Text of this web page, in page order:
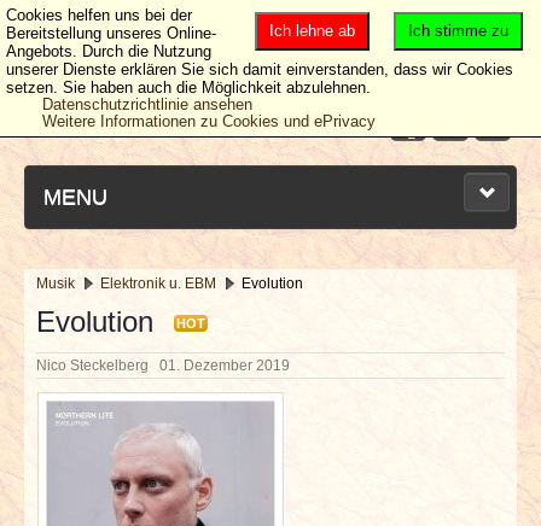
MENU
NEUESTE ARTIKEL
NEWS & DATES
BERICHTE
VERLOSUNGEN
Musik Elektronik u. EBM Evolution
Evolution HOT
Nico Steckelberg 01. Dezember 2019
Ich stimme zu
Ich lehne ab
Cookies helfen uns bei der
Bereitstellung unseres Online-
Angebots. Durch die Nutzung
unserer Dienste erklären Sie sich damit einverstanden, dass wir Cookies
setzen. Sie haben auch die Möglichkeit abzulehnen.
Datenschutzrichtlinie ansehen
Weitere Informationen zu Cookies und ePrivacy